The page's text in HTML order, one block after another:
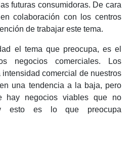
futuras consumidoras. De cara
colaboración con los centros
de trabajar este tema.
el tema que preocupa, es el
negocios comerciales. Los
comercial de nuestros
una tendencia a la baja, pero
hay negocios viables que no
esto es lo que preocupa